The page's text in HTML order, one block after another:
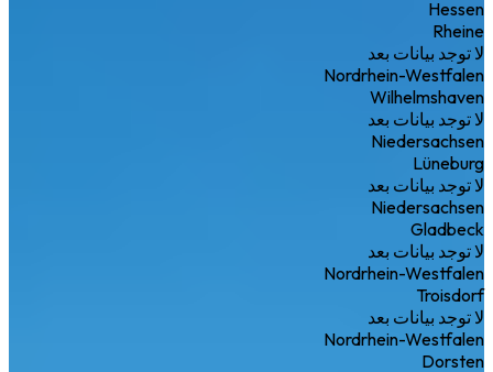
Hessen
Rheine
لا توجد بيانات بعد
Nordrhein-Westfalen
Wilhelmshaven
لا توجد بيانات بعد
Niedersachsen
Lüneburg
لا توجد بيانات بعد
Niedersachsen
Gladbeck
لا توجد بيانات بعد
Nordrhein-Westfalen
Troisdorf
لا توجد بيانات بعد
Nordrhein-Westfalen
Dorsten